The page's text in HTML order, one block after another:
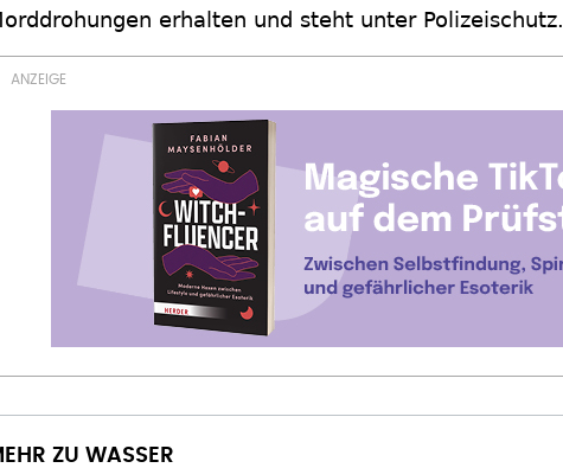
erhalten und steht unter Polizeischutz.
ZU WASSER